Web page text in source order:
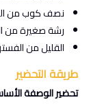
نصف كوب من
رشة صغيرة من
القليل من
طريقة التحضير
تحضير الوصفة